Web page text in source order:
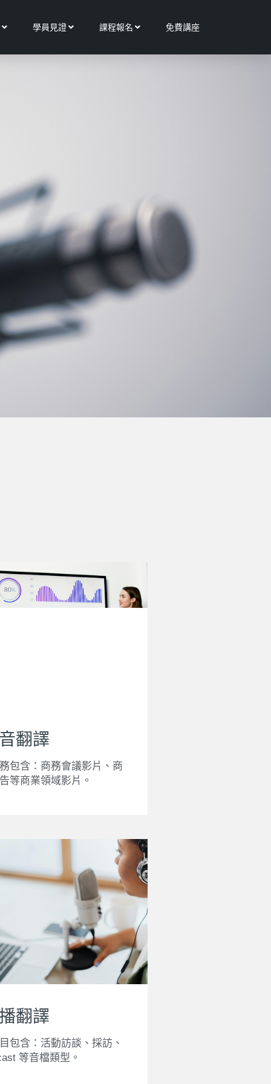
Open 更多服務
學員見證Open 學員見證
課程報名 Open 課程報名
免費講座
翻譯
包含：商務會議影片、商
等商業領域影片。
翻譯
包含：活動訪談、採訪、
等音檔類型。